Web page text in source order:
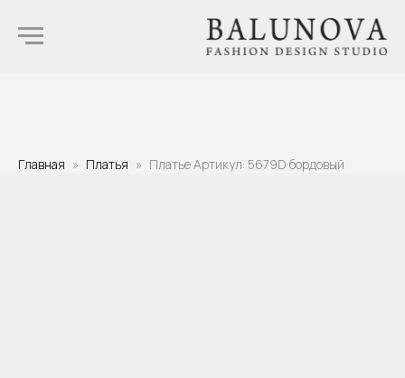
Главная Платья Платье Артикул: 5679D бордовый